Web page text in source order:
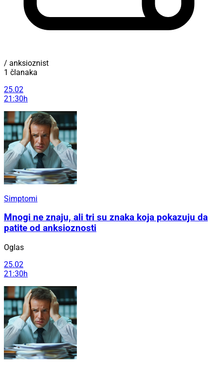
/ anksioznist
1 članaka
25.02
21:30h
Simptomi
Mnogi ne znaju, ali tri su znaka koja pokazuju da
patite od anksioznosti
Oglas
25.02
21:30h